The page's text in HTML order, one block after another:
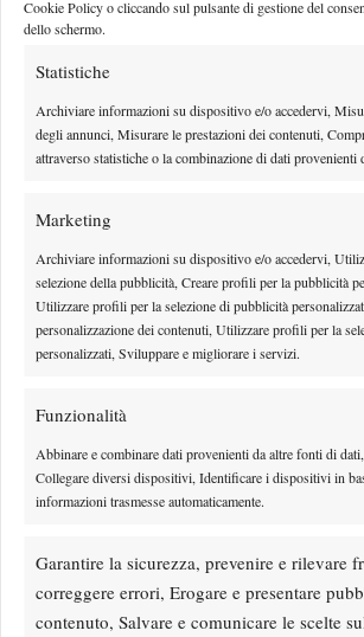
Cookie Policy o cliccando sul pulsante di gestione del
dello schermo.
Statistiche
Archiviare informazioni su dispositivo e/o accedervi,
degli annunci, Misurare le prestazioni dei contenuti,
attraverso statistiche o la combinazione di dati provenienti
Marketing
Archiviare informazioni su dispositivo e/o accedervi,
selezione della pubblicità, Creare profili per la pubblicità
Utilizzare profili per la selezione di pubblicità
personalizzazione dei contenuti, Utilizzare profili per la
personalizzati, Sviluppare e migliorare i servizi.
Funzionalità
Abbinare e combinare dati provenienti da altre fonti di dati,
Collegare diversi dispositivi, Identificare i dispositivi in
informazioni trasmesse automaticamente.
Garantire la sicurezza, prevenire e rilevare
correggere errori, Erogare e presentare
contenuto, Salvare e comunicare le scelte
Effetto Montreal: forfait e sorprese
Top 10, Shelton prova a resistere
Le sorprese non sono mancate fin dalle prime battute
l’eliminazione al debutto di Alexander Zverev
Matteo Cubadda7 Agosto 2026
Dalle porte dell’eliminazione alla
scrive la sua favola a Montreal,
Il trentenne, uscito dal Los Cabos con segnali